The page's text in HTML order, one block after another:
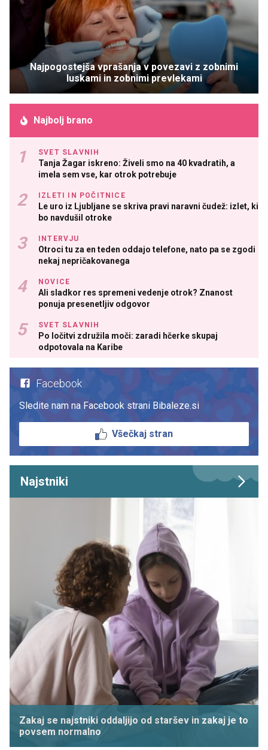
Najpogostejša vprašanja v povezavi z zobnimi
luskami in zobnimi prevlekami
Najbolj brano
SVET SLAVNIH
Tanja Žagar iskreno: Živeli smo na 40 kvadratih, a
imela sem vse, kar otrok potrebuje
IZLETI IN POČITNICE
Le uro iz Ljubljane se skriva pravi naravni čudež: izlet, ki
bo navdušil otroke
INTERVJU
Otroci tu za en teden oddajo telefone, nato pa se zgodi
nekaj nepričakovanega
NOVICE
Ali sladkor res spremeni vedenje otrok? Znanost
ponuja presenetljiv odgovor
SVET SLAVNIH
Po ločitvi združila moči: zaradi hčerke skupaj
odpotovala na Karibe
Facebook
Sledite nam na Facebook strani Bibaleze.si
Všečkaj stran
Najstniki
Zakaj se najstniki oddaljijo od staršev in zakaj je to
povsem normalno